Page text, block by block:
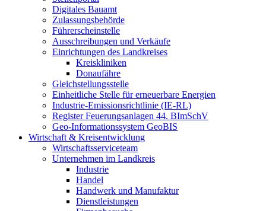
Digitales Bauamt
Zulassungsbehörde
Führerscheinstelle
Ausschreibungen und Verkäufe
Einrichtungen des Landkreises
Kreiskliniken
Donaufähre
Gleichstellungsstelle
Einheitliche Stelle für erneuerbare Energien
Industrie-Emissionsrichtlinie (IE-RL)
Register Feuerungsanlagen 44. BImSchV
Geo-Informationssystem GeoBIS
Wirtschaft & Kreisentwicklung
Wirtschaftsserviceteam
Unternehmen im Landkreis
Industrie
Handel
Handwerk und Manufaktur
Dienstleistungen